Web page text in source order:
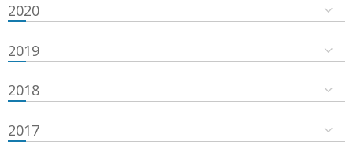
2020
2019
2018
2017